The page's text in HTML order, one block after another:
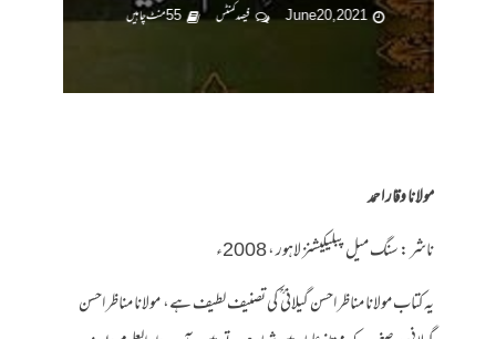
June 20, 2021 فیصد کمنٹس 55 منٹ چاہیں
مولانا وقار احمد
ناشر : سنگ میل پبلیکیشنز لاہور ، 2008ء
یہ کتاب مولانا مناظر احسن گیلانی ؒ کی تصنیف لطیف ہے، مولانا مناظر احسن